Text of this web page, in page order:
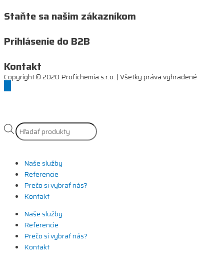
Staňte sa našim zákazníkom
Prihlásenie do B2B
Kontakt
Copyright © 2020 Profichemia s.r.o. | Všetky práva vyhradené
Naše služby
Referencie
Prečo si vybrať nás?
Kontakt
Naše služby
Referencie
Prečo si vybrať nás?
Kontakt